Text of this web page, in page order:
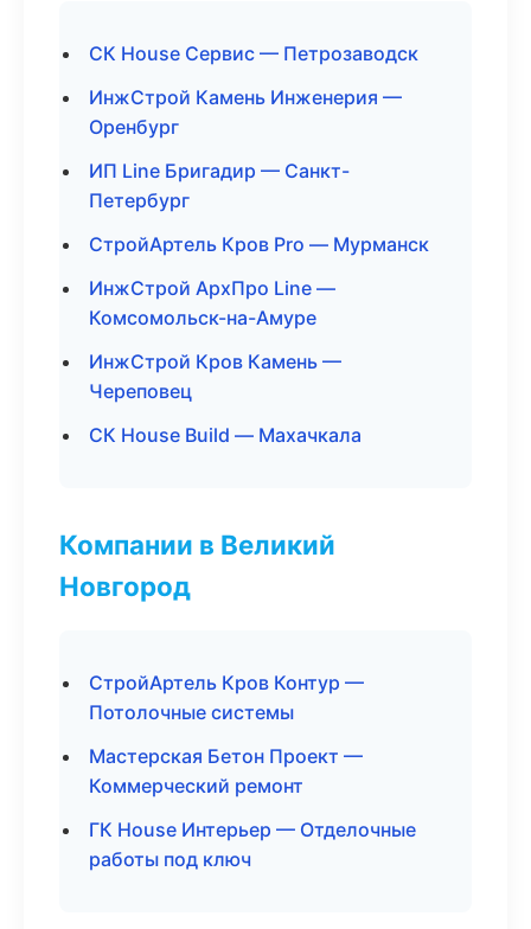
СК House Сервис — Петрозаводск
ИнжСтрой Камень Инженерия —
Оренбург
ИП Line Бригадир — Санкт-
Петербург
СтройАртель Кров Pro — Мурманск
ИнжСтрой АрхПро Line —
Комсомольск-на-Амуре
ИнжСтрой Кров Камень —
Череповец
СК House Build — Махачкала
Компании в Великий
Новгород
СтройАртель Кров Контур —
Потолочные системы
Мастерская Бетон Проект —
Коммерческий ремонт
ГК House Интерьер — Отделочные
работы под ключ